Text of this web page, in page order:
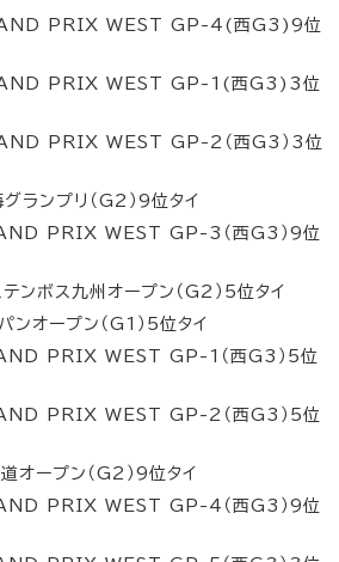
PRIX WEST GP-4(西G3)9位
PRIX WEST GP-1(西G3)3位
PRIX WEST GP-2（西G3）3位
ンプリ（G2）9位タイ
PRIX WEST GP-3（西G3）9位
ンボス九州オープン（G2）5位タイ
オープン（G1）5位タイ
PRIX WEST GP-1（西G3）5位
PRIX WEST GP-2（西G3）5位
ープン（G2）9位タイ
PRIX WEST GP-4（西G3）9位